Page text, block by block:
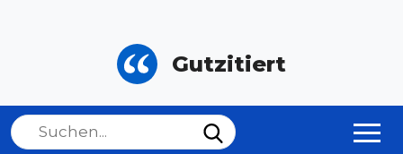
Gutzitiert